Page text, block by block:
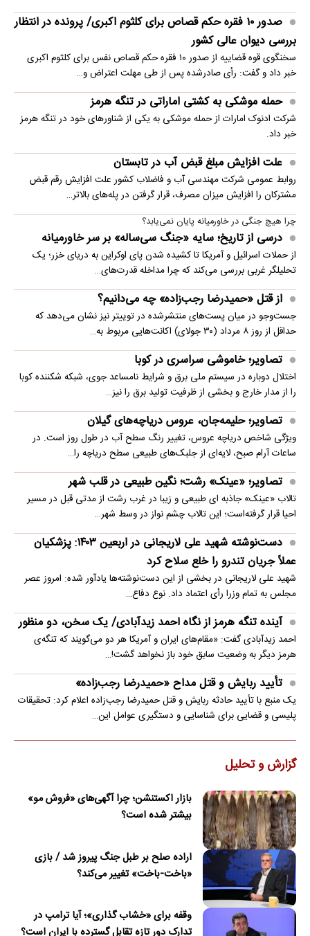
صدور ۱۰ فقره حکم قصاص برای کلثوم اکبری/ پرونده در انتظار
بررسی دیوان عالی کشور
سخنگوی قوه قضاییه از صدور ۱۰ فقره حکم قصاص نفس برای کلثوم اکبری
خبر داد و گفت: رأی صادرشده پس از طی مهلت اعتراض و…
حمله موشکی به کشتی اماراتی در تنگه هرمز
شرکت ادنوک امارات از حمله موشکی به یکی از شناورهای خود در تنگه هرمز
خبر داد.
علت افزایش مبلغ قبض آب در تابستان
روابط عمومی شرکت مهندسی آب و فاضلاب کشور علت افزایش رقم قبض
مشترکان را افزایش میزان مصرف، قرار گرفتن در پله‌های بالاتر…
چرا هیچ جنگی در خاورمیانه پایان نمی‌یابد؟
درسی از تاریخ؛ سایه «جنگ سی‌ساله» بر سر خاورمیانه
از حملات اسرائیل و آمریکا تا کشیده شدن پای اوکراین به دریای خزر؛ یک
تحلیلگر غربی بررسی می‌کند که چرا مداخله قدرت‌های…
از قتل «حمیدرضا رجب‌زاده» چه می‌دانیم؟
جست‌وجو در میان پست‌های منتشرشده در توییتر نیز نشان می‌دهد که
حداقل از روز ۸ مرداد (۳۰ جولای) اکانت‌هایی مربوط به…
تصاویر؛ خاموشی سراسری در کوبا
اختلال دوباره در سیستم ملی برق و شرایط نامساعد جوی، شبکه شکننده کوبا
را از مدار خارج و بخشی از ظرفیت تولید برق را نیز…
تصاویر؛ حلیمه‌جان، عروس دریاچه‌های گیلان
ویژگی شاخص دریاچه عروس، تغییر رنگ سطح آب در طول روز است. در
ساعات آرام صبح، لایه‌ای از جلبک‌های طبیعی سطح دریاچه را…
تصاویر؛ «عینک» رشت؛ نگین طبیعی در قلب شهر
تالاب «عینک» جاذبه ای طبیعی و زیبا در غرب رشت از مدتی قبل در مسیر
احیا قرار گرفته‌است؛ این تالاب چشم نواز در وسط شهر…
دست‌نوشته شهید علی لاریجانی در اربعین ۱۴۰۳: پزشکیان
عملاً جریان تندرو را خلع سلاح کرد
شهید علی لاریجانی در بخشی از این دست‌نوشته‌ها یادآور شده: امروز عصر
مجلس به تمام وزرا رأی اعتماد داد. نوع دفاع…
آینده تنگه هرمز از نگاه احمد زیدآبادی/ یک سخن، دو منظور
احمد زیدآبادی گفت: «مقام‌های ایران و آمریکا هر دو می‌گویند که تنگه‌ی
هرمز دیگر به وضعیت سابق خود باز نخواهد گشت!…
تأیید ربایش و قتل مداح «حمیدرضا رجب‌زاده»
یک منبع با تأیید حادثه ربایش و قتل حمیدرضا رجب‌زاده اعلام کرد: تحقیقات
پلیسی و قضایی برای شناسایی و دستگیری عوامل این…
گزارش و تحلیل
بازار اکستنشن؛ چرا آگهی‌های «فروش مو»
بیشتر شده است؟
اراده صلح بر طبل جنگ پیروز شد / بازی
«باخت-باخت» تغییر می‌کند؟
وقفه برای «خشاب گذاری»؛ آیا ترامپ در
تدارک دور تازه تقابل گسترده با ایران است؟